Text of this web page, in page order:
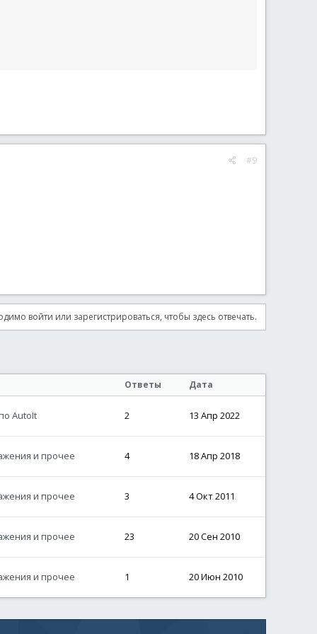
#9
войти или зарегистрироваться, чтобы здесь отвечать.
Ответы Дата
AutoIt 2 13 Апр 2022
и прочее 4 18 Апр 2018
и прочее 3 4 Окт 2011
и прочее 23 20 Сен 2010
и прочее 1 20 Июн 2010